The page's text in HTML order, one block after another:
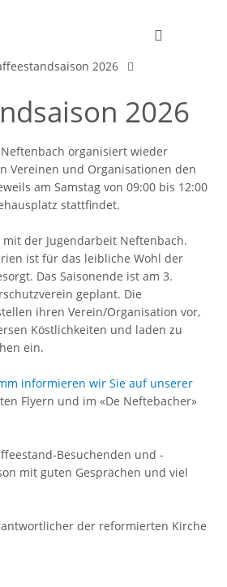
2026
2026
organisiert wieder
Vereinen und Organisationen den
am Samstag von 09:00 bis 12:00
stattfindet.
der Jugendarbeit Neftenbach.
ist für das leibliche Wohl der
Das Saisonende ist am 3.
geplant. Die
ihren Verein/Organisation vor,
Köstlichkeiten und laden zu
ein.
informieren wir Sie auf unserer
Flyern und im «De Neftebacher»
Besuchenden und -
mit guten Gesprächen und viel
der reformierten Kirche